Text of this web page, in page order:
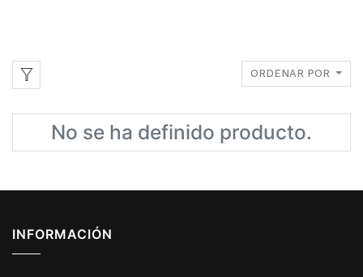
ORDENAR POR
No se ha definido producto.
INFORMACIÓN